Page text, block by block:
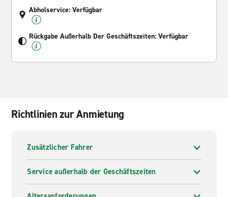
Abholservice: Verfügbar
Rückgabe Außerhalb Der Geschäftszeiten: Verfügbar
Richtlinien zur Anmietung
Zusätzlicher Fahrer
Service außerhalb der Geschäftszeiten